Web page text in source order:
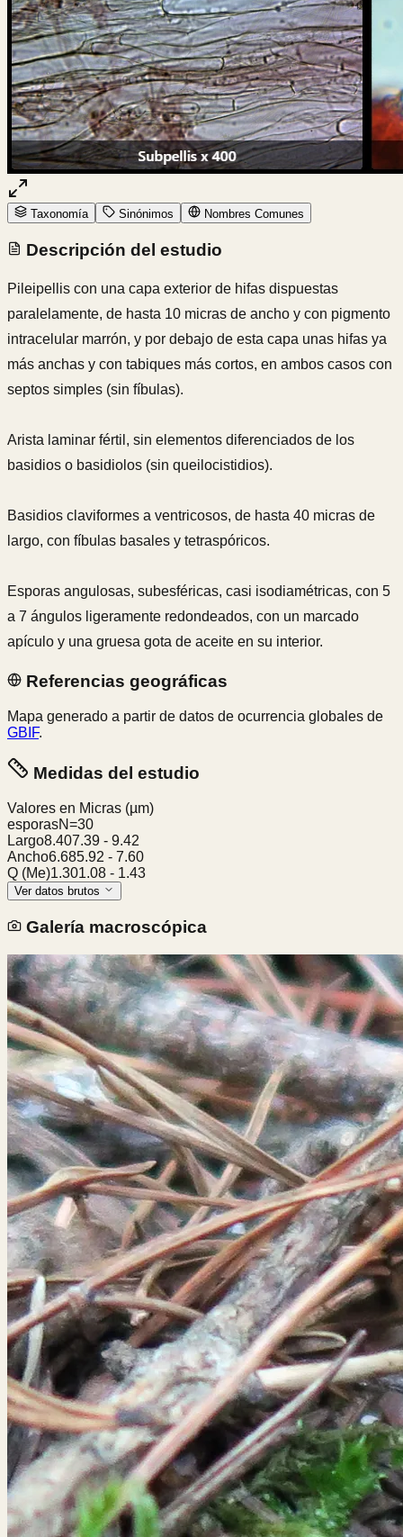
Taxonomía Sinónimos Nombres Comunes
Descripción del estudio
Pileipellis con una capa exterior de hifas dispuestas
paralelamente, de hasta 10 micras de ancho y con pigmento
intracelular marrón, y por debajo de esta capa unas hifas ya
más anchas y con tabiques más cortos, en ambos casos con
septos simples (sin fíbulas).
Arista laminar fértil, sin elementos diferenciados de los
basidios o basidiolos (sin queilocistidios).
Basidios claviformes a ventricosos, de hasta 40 micras de
largo, con fíbulas basales y tetraspóricos.
Esporas angulosas, subesféricas, casi isodiamétricas, con 5
a 7 ángulos ligeramente redondeados, con un marcado
apículo y una gruesa gota de aceite en su interior.
Referencias geográficas
Mapa generado a partir de datos de ocurrencia globales de
GBIF.
Medidas del estudio
Valores en Micras (µm)
esporasN=30
Largo8.407.39 - 9.42
Ancho6.685.92 - 7.60
Q (Me)1.301.08 - 1.43
Ver datos brutos
Galería macroscópica